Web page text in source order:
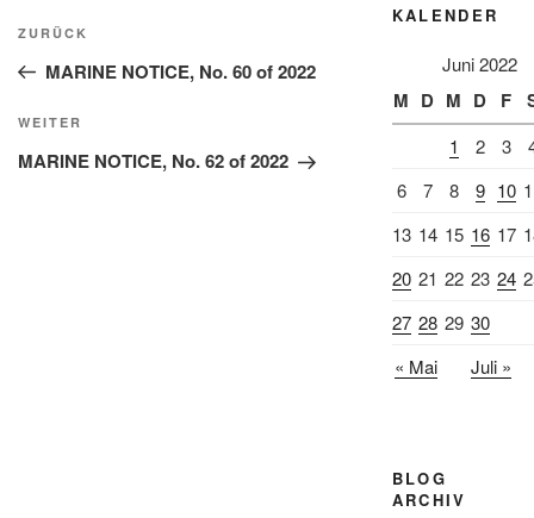
Beitragsnavigation
Vorheriger
Beitrag
ZURÜCK
MARINE NOTICE, No. 60 of 2022
Nächster
Beitrag
WEITER
MARINE NOTICE, No. 62 of 2022
KALENDER
Juni 2022
M D M D F
1 2 3
6
7 8 9 10
13 14 15 16 17
20 21 22 23 24
27 28 29 30
« Mai
Juli »
BLOG
ARCHIV